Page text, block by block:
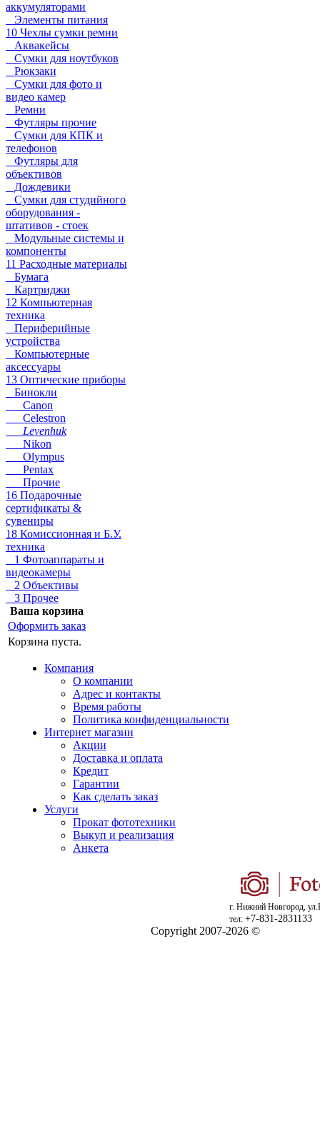
аккумуляторами
Элементы питания
10 Чехлы сумки ремни
Аквакейсы
Сумки для ноутбуков
Рюкзаки
Сумки для фото и
видео камер
Ремни
Футляры прочие
Сумки для КПК и
телефонов
Футляры для
объективов
Дождевики
Сумки для студийного
оборудования -
штативов - стоек
Модульные системы и
компоненты
11 Расходные материалы
Бумага
Картриджи
12 Компьютерная
техника
Периферийные
устройства
Компьютерные
аксессуары
13 Оптические приборы
Бинокли
Canon
Celestron
Levenhuk
Nikon
Olympus
Pentax
Прочие
16 Подарочные
сертификаты &
сувениры
18 Комиссионная и Б.У.
техника
1 Фотоаппараты и
видеокамеры
2 Объективы
3 Прочее
Ваша корзина
Оформить заказ
Корзина пуста.
Компания
О компании
Адрес и контакты
Время работы
Политика конфиденциальности
Интернет магазин
Акции
Доставка и оплата
Кредит
Гарантии
Как сделать заказ
Услуги
Прокат фототехники
Выкуп и реализация
Анкета
г. Нижний Новгород,
тел: +7-831-2831133
Copyright 2007-2026 ©